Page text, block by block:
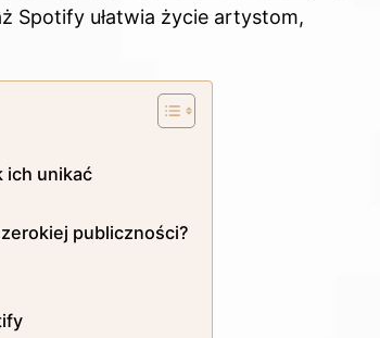
Spotify ułatwia życie artystom,
ich unikać
publiczności?